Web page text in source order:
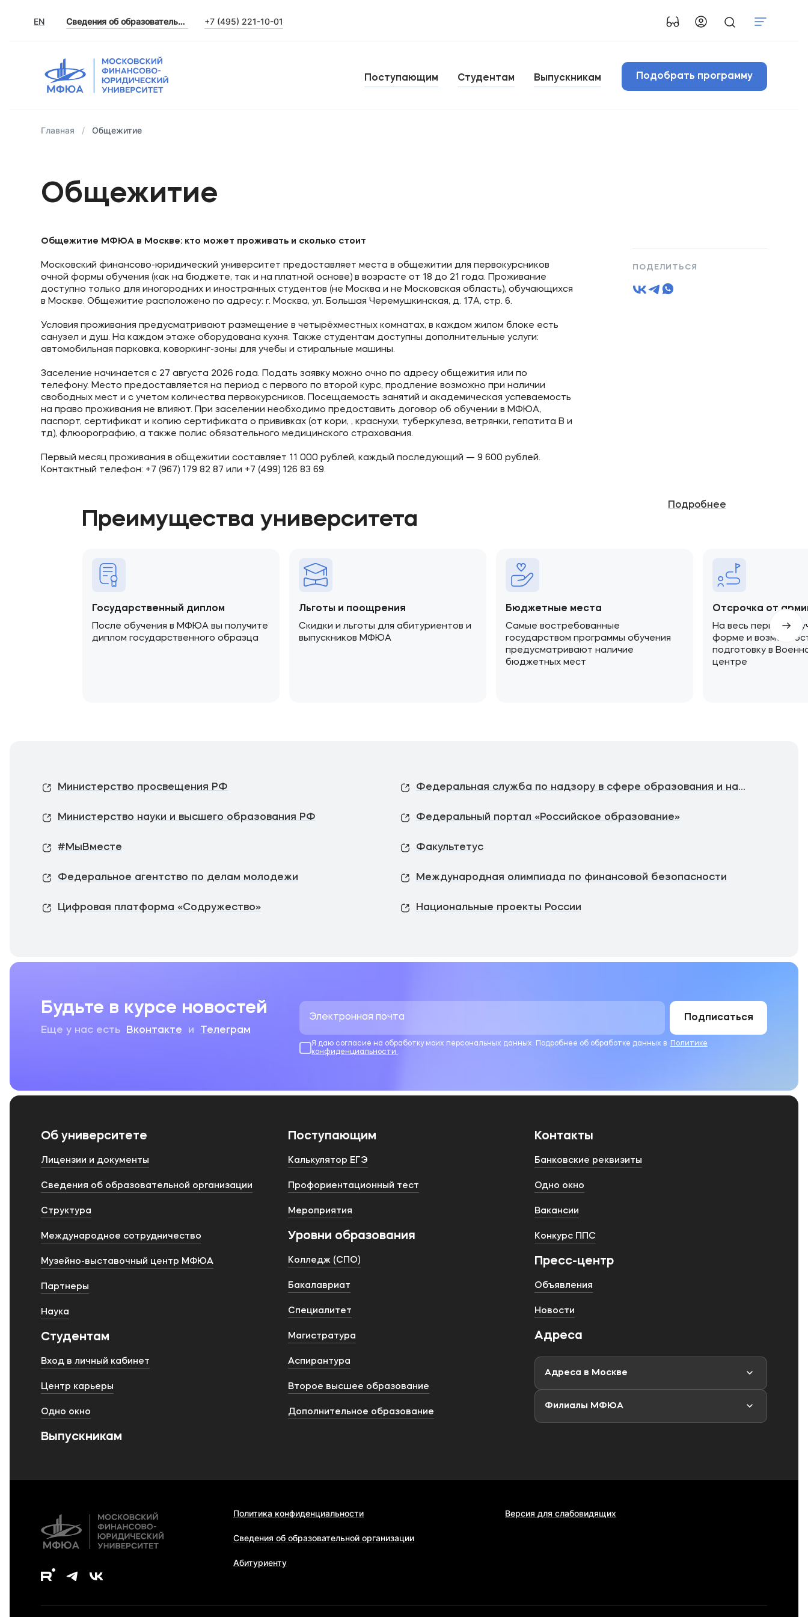
EN Сведения об образовательной организации +7 (495) 221-10-01
Поступающим Студентам Выпускникам Подобрать программу
Главная Общежитие
Общежитие
ПОДЕЛИТЬСЯ
Общежитие МФЮА в Москве: кто может проживать и сколько стоит
Московский финансово-юридический университет предоставляет места в общежитии для первокурсников
очной формы обучения (как на бюджете, так и на платной основе) в возрасте от 18 до 21 года. Проживание
доступно только для иногородних и иностранных студентов (не Москва и не Московская область), обучающихся
в Москве. Общежитие расположено по адресу: г. Москва, ул. Большая Черемушкинская, д. 17А, стр. 6.
Условия проживания предусматривают размещение в четырёхместных комнатах, в каждом жилом блоке есть
санузел и душ. На каждом этаже оборудована кухня. Также студентам доступны дополнительные услуги:
автомобильная парковка, коворкинг-зоны для учебы и стиральные машины.
Заселение начинается с 27 августа 2026 года. Подать заявку можно очно по адресу общежития или по
телефону. Место предоставляется на период с первого по второй курс, продление возможно при наличии
свободных мест и с учетом количества первокурсников. Посещаемость занятий и академическая успеваемость
на право проживания не влияют. При заселении необходимо предоставить договор об обучении в МФЮА,
паспорт, сертификат и копию сертификата о прививках (от кори, , краснухи, туберкулеза, ветрянки, гепатита В и
тд), флюорографию, а также полис обязательного медицинского страхования.
Первый месяц проживания в общежитии составляет 11 000 рублей, каждый последующий — 9 600 рублей.
Контактный телефон: +7 (967) 179 82 87 или +7 (499) 126 83 69.
Преимущества университета
Подробнее
Государственный диплом
После обучения в МФЮА вы получите
диплом государственного образца
Льготы и поощрения
Скидки и льготы для абитуриентов и
выпускников МФЮА
Бюджетные места
Самые востребованные
государством программы обучения
предусматривают наличие
бюджетных мест
Отсрочка от
На весь период
форме и
подготовку в
центре
Министерство просвещения РФ Федеральная служба по надзору в сфере образования и науки
Министерство науки и высшего образования РФ Федеральный портал «Российское образование»
#МыВместе Факультетус
Федеральное агентство по делам молодежи Международная олимпиада по финансовой безопасности
Цифровая платформа «Содружество» Национальные проекты России
Будьте в курсе новостей
Еще у нас есть Вконтакте и Телеграм
Подписаться
Я даю согласие на обработку моих персональных данных. Подробнее об обработке данных в
Политике
конфиденциальности .
Об университете
Лицензии и документы
Сведения об образовательной организации
Структура
Международное сотрудничество
Музейно-выставочный центр МФЮА
Партнеры
Наука
Студентам
Вход в личный кабинет
Центр карьеры
Одно окно
Выпускникам
Поступающим
Калькулятор ЕГЭ
Профориентационный тест
Мероприятия
Уровни образования
Колледж (СПО)
Бакалавриат
Специалитет
Магистратура
Аспирантура
Второе высшее образование
Дополнительное образование
Контакты
Банковские реквизиты
Одно окно
Вакансии
Конкурс ППС
Пресс-центр
Объявления
Новости
Адреса
Адреса в Москве
Филиалы МФЮА
Политика конфиденциальности Версия для слабовидящих
Сведения об образовательной организации
Абитуриенту